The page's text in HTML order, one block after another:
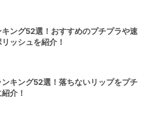
ング52選！おすすめのプチプラや速
ッシュを紹介！
キング52選！落ちないリップをプチ
介！